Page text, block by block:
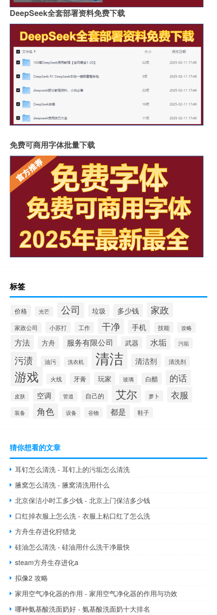
DeepSeek全套部署资料免费下载
免费可商用字体批量下载
标签
价格 光芒 公司 垃圾 多少钱 家政
家政公司 小苏打 工作 干净 手机 技能 攻略
方法 方舟 服务有限公司 武器 水垢 污垢
污渍 油污 洗衣机 清洁 清洁剂 清洗剂
游戏 火线 牙膏 玩家 玻璃 白醋 的话
皮肤 空调 管道 自己的 艾尔 萝卜 衣服
装备 角色 设备 谷物 都是 鞋子
猜你想看的文章
耳钉怎么清洗 - 耳钉上的污垢怎么清洗
腋窝怎么清洗 - 腋窝清洗用什么
北京保洁小时工多少钱 - 北京上门保洁多少钱
口红掉衣服上怎么洗 - 衣服上粘口红了怎么洗
方舟生存进化狩猎龙
硅油怎么清洗 - 硅油用什么洗干净最快
steam方舟生存进化a
拟像2 攻略
家用空气净化器的作用 - 家用空气净化器的作用与功效
哪种氨基酸洗面奶好 - 氨基酸洗面奶十大排名